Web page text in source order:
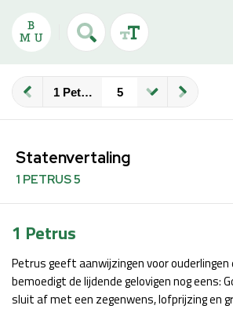
1 Petrus
Statenvertaling
1 PETRUS 5
1 Petrus
Petrus geeft aanwijzingen voor ouderlingen
bemoedigt de lijdende gelovigen nog eens:
sluit af met een zegenwens, lofprijzing en